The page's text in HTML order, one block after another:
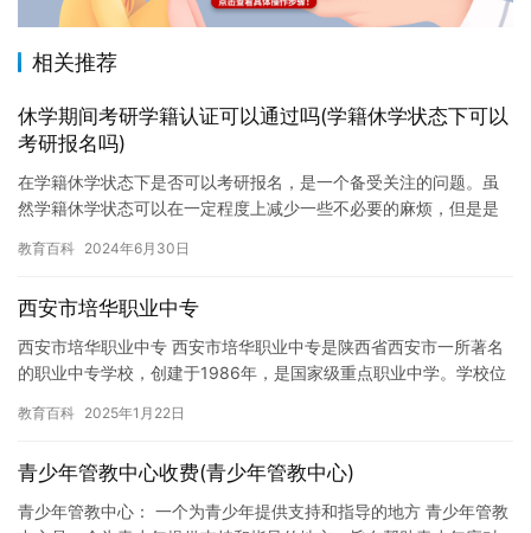
相关推荐
休学期间考研学籍认证可以通过吗(学籍休学状态下可以
考研报名吗)
在学籍休学状态下是否可以考研报名，是一个备受关注的问题。虽
然学籍休学状态可以在一定程度上减少一些不必要的麻烦，但是是
规定和…
教育百科 2024年6月30日
西安市培华职业中专
西安市培华职业中专 西安市培华职业中专是陕西省西安市一所著名
的职业中专学校，创建于1986年，是国家级重点职业中学。学校位
教育百科 2025年1月22日
青少年管教中心收费(青少年管教中心)
青少年管教中心： 一个为青少年提供支持和指导的地方 青少年管教